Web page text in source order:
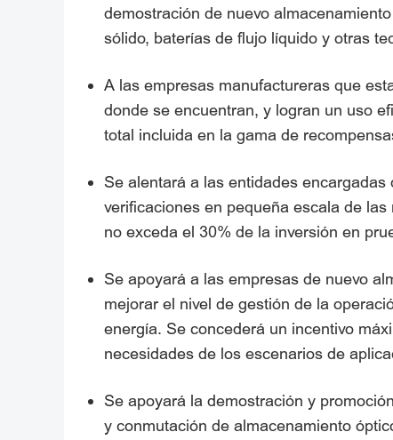
demostración de nuevo
sólido, baterías de flujo líquido y otras
A las empresas manufactureras que
donde se encuentran, y logran un uso
total incluida en la gama de
Se alentará a las entidades
verificaciones en pequeña escala de
no exceda el 30% de la inversión en
Se apoyará a las empresas de nuevo
mejorar el nivel de gestión de la
energía. Se concederá un incentivo
necesidades de los escenarios de
Se apoyará la demostración y
y conmutación de almacenamiento